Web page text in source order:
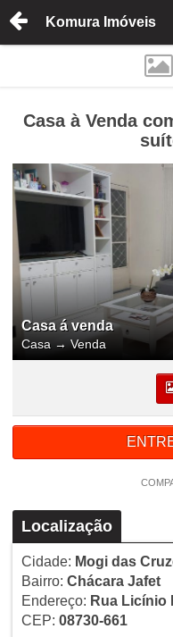
Komura Imóveis
Casa à Venda
Casa á venda
Casa →Venda
Localização
Cidade: Mogi das
Bairro: Chácara Jafet
Endereço: Rua Licínio
CEP: 08730-661